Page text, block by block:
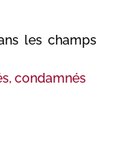
les champs
condamnés